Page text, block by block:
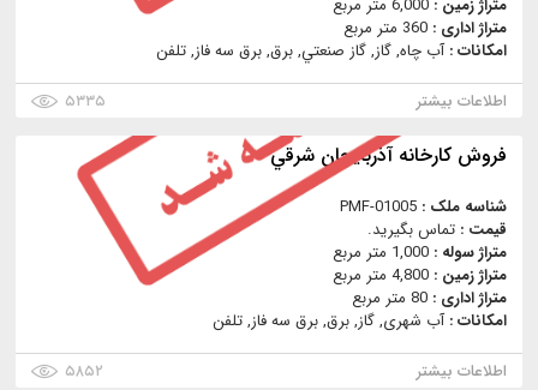
متراژ زمین : 6,000 متر مربع
متراژ اداری : 360 متر مربع
امکانات :آب چاه, گاز, گاز صنعتي, برق, برق سه فاز, تلفن
اطلاعات بیشتر
۵۳۳۵
فروش كارخانه آذربايجان شرقي
شناسه ملک : PMF-01005
قیمت : تماس بگیرید.
متراژ سوله : 1,000 متر مربع
متراژ زمین : 4,800 متر مربع
متراژ اداری : 80 متر مربع
امکانات :آب شهری, گاز, برق, برق سه فاز, تلفن
اطلاعات بیشتر
۵۸۵۲